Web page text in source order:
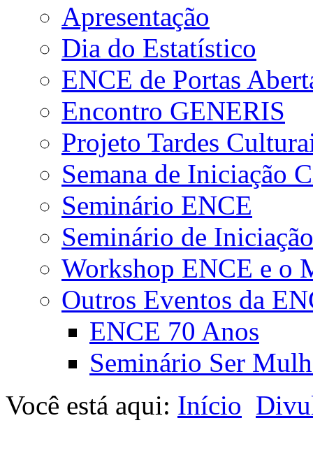
Apresentação
Dia do Estatístico
ENCE de Portas
Encontro GENERIS
Projeto Tardes
Semana de Iniciação
Seminário ENCE
Seminário de
Workshop ENCE e o
Outros Eventos da
ENCE 70 Anos
Seminário Ser
Você está aqui: Início